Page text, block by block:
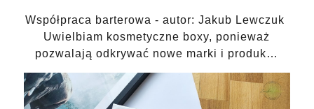
Współpraca barterowa - autor: Jakub Lewczuk
Uwielbiam kosmetyczne boxy, ponieważ
pozwalają odkrywać nowe marki i produk…